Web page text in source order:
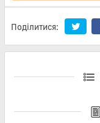
Поділитися: